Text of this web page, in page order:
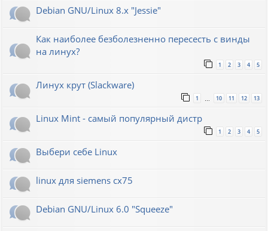
Debian GNU/Linux 8.x "Jessie"
Как наиболее безболезненно пересесть с винды
на линух?
1 2 3 4 5
Линух крут (Slackware)
1 … 10 11 12 13
Linux Mint - самый популярный дистр
1 2 3 4 5
Выбери себе Linux
linux для siemens cx75
Debian GNU/Linux 6.0 "Squeeze"